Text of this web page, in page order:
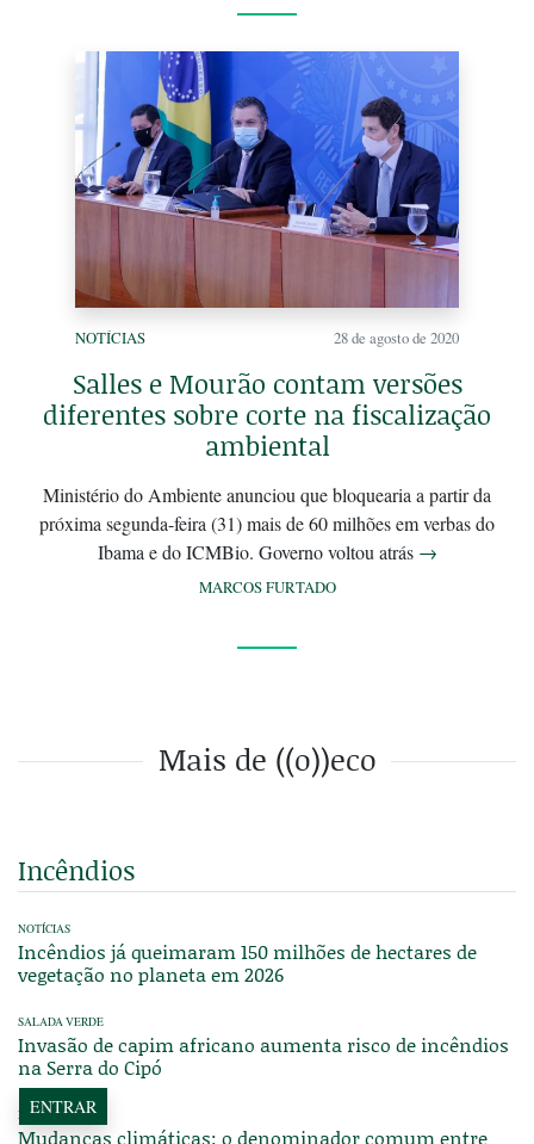
NOTÍCIAS 28 de agosto de 2020
Salles e Mourão contam versões
diferentes sobre corte na fiscalização
ambiental
Ministério do Ambiente anunciou que bloquearia a partir da
próxima segunda-feira (31) mais de 60 milhões em verbas do
Ibama e do ICMBio. Governo voltou atrás →
MARCOS FURTADO
Mais de ((o))eco
Incêndios
NOTÍCIAS
Incêndios já queimaram 150 milhões de hectares de
vegetação no planeta em 2026
SALADA VERDE
Invasão de capim africano aumenta risco de incêndios
na Serra do Cipó
NOTÍCIAS
Mudanças climáticas: o denominador comum entre
ENTRAR